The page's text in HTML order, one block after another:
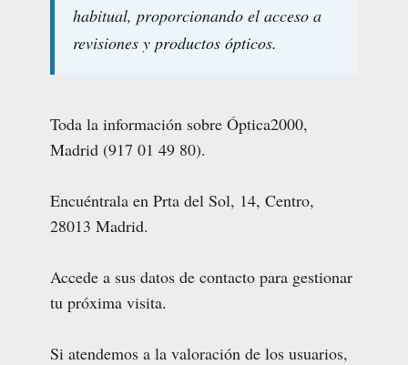
habitual, proporcionando el acceso a
revisiones y productos ópticos.
Toda la información sobre Óptica2000,
Madrid (917 01 49 80).
Encuéntrala en Prta del Sol, 14, Centro,
28013 Madrid.
Accede a sus datos de contacto para gestionar
tu próxima visita.
Si atendemos a la valoración de los usuarios,